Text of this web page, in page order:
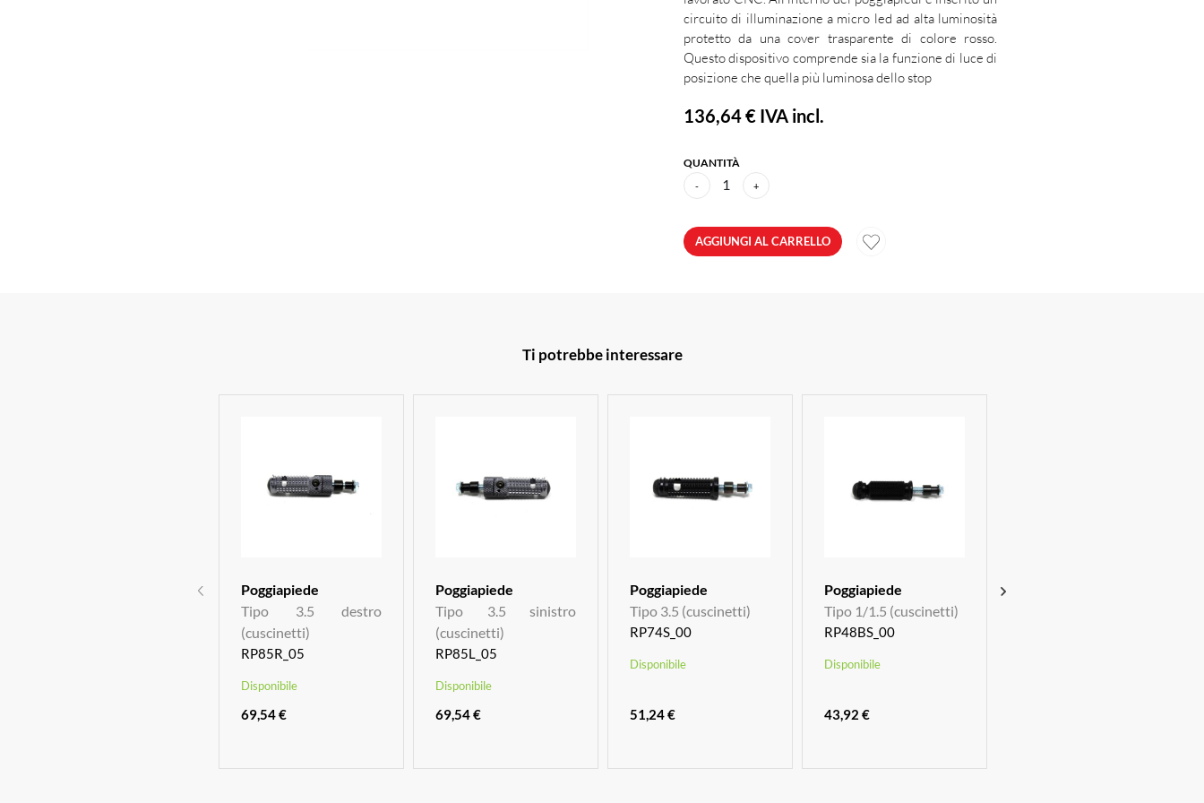
circuito di illuminazione a micro led ad alta luminosità
protetto da una cover trasparente di colore rosso.
Questo dispositivo comprende sia la funzione di luce di
posizione che quella più luminosa dello stop
136,64 €IVA incl.
QUANTITÀ
- 1 +
AGGIUNGI AL CARRELLO
Ti potrebbe interessare
Poggiapiede
Tipo 3.5 destro
(cuscinetti)
RP85R_05
Disponibile
69,54 €
Poggiapiede
Tipo 3.5 sinistro
(cuscinetti)
RP85L_05
Disponibile
69,54 €
Poggiapiede
Tipo 3.5 (cuscinetti)
RP74S_00
Disponibile
51,24 €
Poggiapiede
Tipo 1/1.5 (cuscinetti)
RP48BS_00
Disponibile
43,92 €